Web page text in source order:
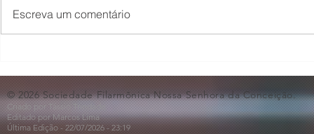
🎵🎶
ao Dia dos
Escreva um comentário
© 2026 Sociedade Filarmônica Nossa Senhora da Conceição.
Criado por Tássio Trindade
Editado por Marcos Lima
Última Edição - 22/07/2026 - 23:19